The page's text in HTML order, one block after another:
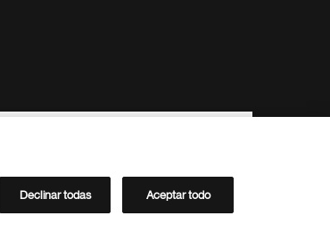
Directorio de Novartis
Declinar todas Aceptar todo